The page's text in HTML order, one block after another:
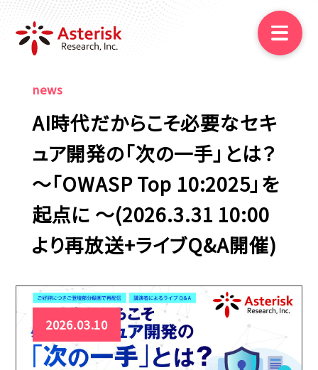
映像資料
ご相談
news
AI時代だからこそ必要なセキ
ュア開発の「次の一手」とは？
～「OWASP Top 10:2025」を
起点に ～(2026.3.31 10:00
より再放送+ライブQ&A開催)
2026.03.10